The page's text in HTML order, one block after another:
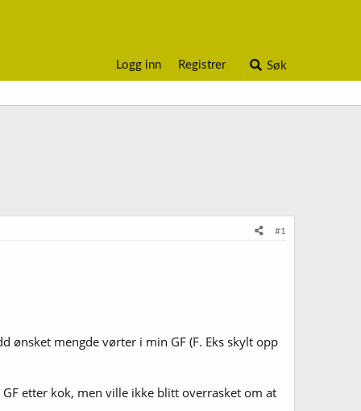
Logg inn Registrer Søk
#1
ønsket mengde vørter i min GF (F. Eks skylt opp
etter kok, men ville ikke blitt overrasket om at